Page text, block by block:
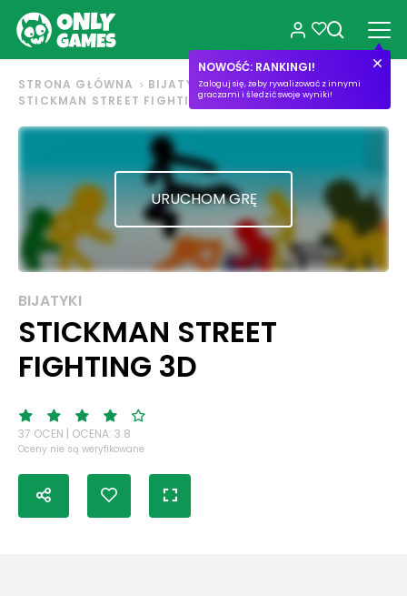
NOWOŚĆ: RANKINGI!
Zaloguj się, żeby rywalizować z innymi
graczami i śledzić swoje wyniki!
STRONA GŁÓWNA
BIJATYKI
STICKMAN STREET FIGHTING 3D
URUCHOM GRĘ
BIJATYKI
STICKMAN STREET
FIGHTING 3D
37 OCEN | OCENA: 3.8
Oceny nie są weryfikowane